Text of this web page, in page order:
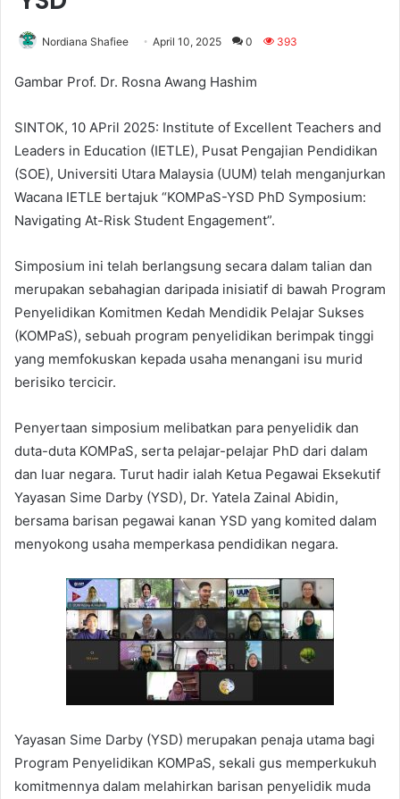
Nordiana Shafiee April 10, 2025 0 393
Gambar Prof. Dr. Rosna Awang Hashim
SINTOK, 10 APril 2025: Institute of Excellent Teachers and
Leaders in Education (IETLE), Pusat Pengajian Pendidikan
(SOE), Universiti Utara Malaysia (UUM) telah menganjurkan
Wacana IETLE bertajuk “KOMPaS-YSD PhD Symposium:
Navigating At-Risk Student Engagement”.
Simposium ini telah berlangsung secara dalam talian dan
merupakan sebahagian daripada inisiatif di bawah Program
Penyelidikan Komitmen Kedah Mendidik Pelajar Sukses
(KOMPaS), sebuah program penyelidikan berimpak tinggi
yang memfokuskan kepada usaha menangani isu murid
berisiko tercicir.
Penyertaan simposium melibatkan para penyelidik dan
duta-duta KOMPaS, serta pelajar-pelajar PhD dari dalam
dan luar negara. Turut hadir ialah Ketua Pegawai Eksekutif
Yayasan Sime Darby (YSD), Dr. Yatela Zainal Abidin,
bersama barisan pegawai kanan YSD yang komited dalam
menyokong usaha memperkasa pendidikan negara.
Yayasan Sime Darby (YSD) merupakan penaja utama bagi
Program Penyelidikan KOMPaS, sekali gus memperkukuh
komitmennya dalam melahirkan barisan penyelidik muda